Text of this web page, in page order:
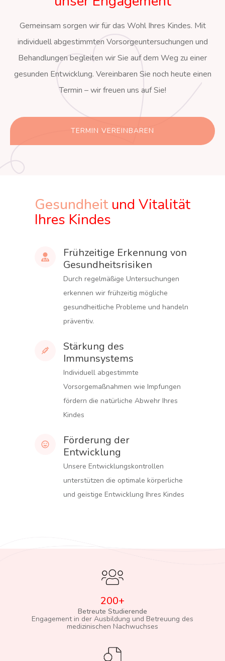
Gemeinsam sorgen wir für das Wohl Ihres Kindes. Mit
individuell abgestimmten Vorsorgeuntersuchungen und
Behandlungen begleiten wir Sie auf dem Weg zu einer
gesunden Entwicklung. Vereinbaren Sie noch heute einen
Termin – wir freuen uns auf Sie!
TERMIN VEREINBAREN
Gesundheit und Vitalität
Ihres Kindes
Frühzeitige Erkennung von
Gesundheitsrisiken
Durch regelmäßige Untersuchungen
erkennen wir frühzeitig mögliche
gesundheitliche Probleme und handeln
präventiv.
Stärkung des
Immunsystems
Individuell abgestimmte
Vorsorgemaßnahmen wie Impfungen
fördern die natürliche Abwehr Ihres
Kindes
Förderung der
Entwicklung
Unsere Entwicklungskontrollen
unterstützen die optimale körperliche
und geistige Entwicklung Ihres Kindes
200+
Betreute Studierende
Engagement in der Ausbildung und Betreuung des
medizinischen Nachwuchses